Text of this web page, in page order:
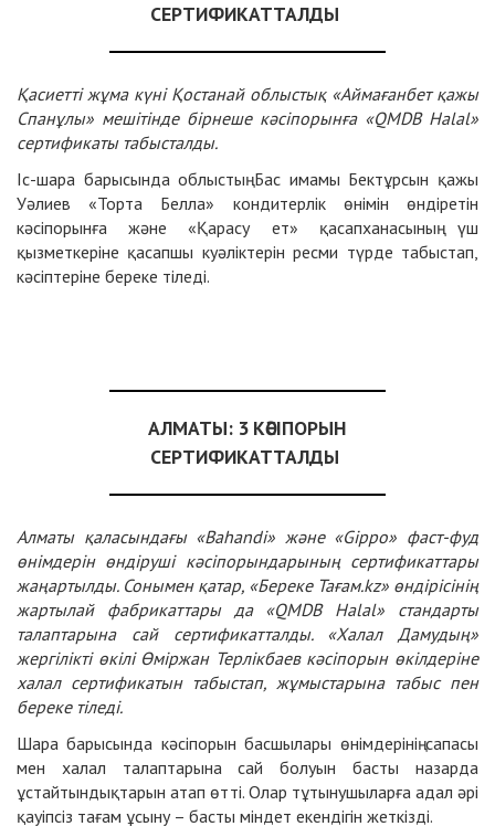
СЕРТИФИКАТТАЛДЫ
Қасиетті жұма күні Қостанай облыстық «Аймағанбет қажы
Спанұлы» мешітінде бірнеше кәсіпорынға «QMDB Halal»
сертификаты табысталды.
Іс-шара барысында облыстың Бас имамы Бектұрсын қажы
Уәлиев «Торта Белла» кондитерлік өнімін өндіретін
кәсіпорынға және «Қарасу ет» қасапханасының үш
қызметкеріне қасапшы куәліктерін ресми түрде табыстап,
кәсіптеріне береке тіледі.
АЛМАТЫ: 3 КӘСІПОРЫН
СЕРТИФИКАТТАЛДЫ
Алматы қаласындағы «Bahandi» және «Gippo» фаст-фуд
өнімдерін өндіруші кәсіпорындарының сертификаттары
жаңартылды. Сонымен қатар, «Береке Тағам.kz» өндірісінің
жартылай фабрикаттары да «QMDB Halal» стандарты
талаптарына сай сертификатталды. «Халал Дамудың»
жергілікті өкілі Өміржан Терлікбаев кәсіпорын өкілдеріне
халал сертификатын табыстап, жұмыстарына табыс пен
береке тіледі.
Шара барысында кәсіпорын басшылары өнімдерінің сапасы
мен халал талаптарына сай болуын басты назарда
ұстайтындықтарын атап өтті. Олар тұтынушыларға адал әрі
қауіпсіз тағам ұсыну – басты міндет екендігін жеткізді.